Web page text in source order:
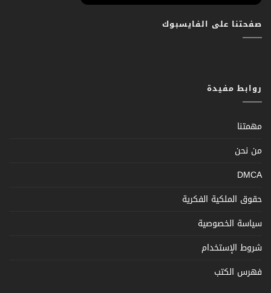
صفحتنا على الفايسبوك
روابط مفيدة
مهمتنا
من نحن
DMCA
حقوق الملكية الفكرية
سياسة الخصوصية
شروط الإستخدام
فهرس الكتب